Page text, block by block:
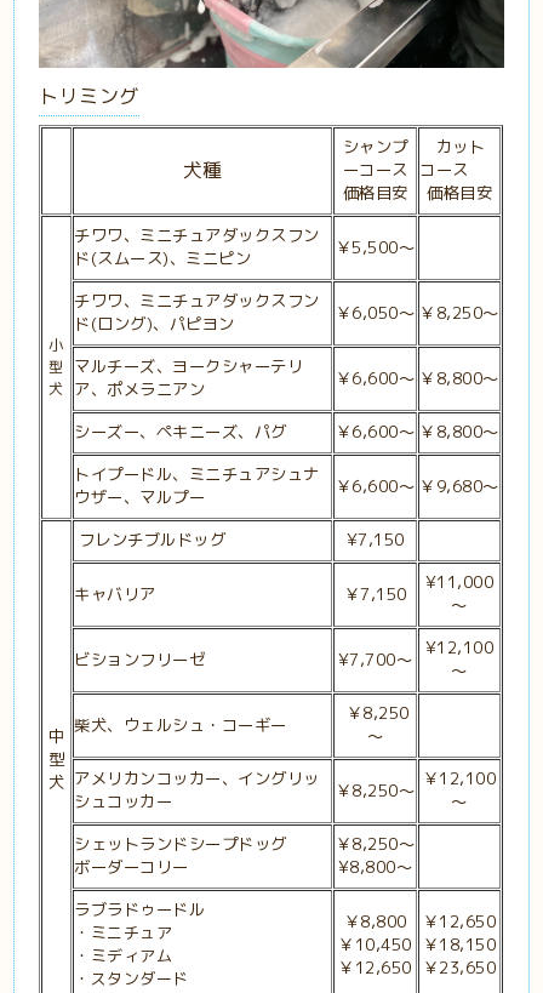
トリミング
犬種
シャンプ
ーコース
価格目安
カット
コース
価格目安
小
型
犬
チワワ、ミニチュアダックスフン
ド(スムース)、ミニピン
￥5,500〜
チワワ、ミニチュアダックスフン
ド(ロング)、 パピヨン ￥6,050〜 ￥8,250〜
マルチーズ、ヨークシャーテリ
ア、ポメラニアン
￥6,600～ ￥8,800～
シーズー、ペキニーズ、パグ ￥6,600～ ￥8,800～
トイプードル、ミニチュアシュナ
ウザー、マルプー
￥6,600～ ￥9,680～
中
型
犬
フレンチブルドッグ ¥7,150
キャバリア ￥7,150
¥11,000
～
ビションフリーゼ ¥7,700～
¥12,100
～
柴犬、ウェルシュ・コーギー
￥8,250
～
アメリカンコッカー、イングリッ
シュコッカー
￥8,250～
￥12,100
～
シェットランドシープドッグ
ボーダーコリー
￥8,250～
¥8,800～
ラブラドゥードル
・ミニチュア
・ミディアム
・スタンダード
￥8,800
￥10,450
￥12,650
￥12,650
￥18,150
￥23,650